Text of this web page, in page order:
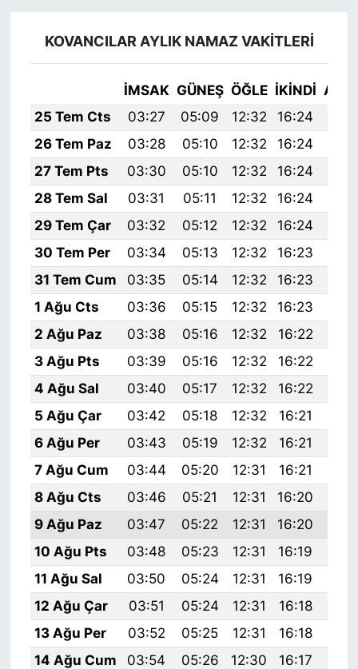
KOVANCILAR AYLIK NAMAZ VAKITLERI
İMSAK GÜNEŞ ÖĞLE İKINDI
25 Tem Cts
03:27 05:09 12:32 16:24
26 Tem Paz
03:28 05:10 12:32 16:24
27 Tem Pts
03:30 05:10 12:32 16:24
28 Tem Sal
03:31 05:11 12:32 16:24
29 Tem Çar
03:32 05:12 12:32 16:24
30 Tem Per
03:34 05:13 12:32 16:23
31 Tem Cum
03:35 05:14 12:32 16:23
1 Ağu Cts
03:36 05:15 12:32 16:23
2 Ağu Paz
03:38 05:16 12:32 16:22
3 Ağu Pts
03:39 05:16 12:32 16:22
4 Ağu Sal
03:40 05:17 12:32 16:22
5 Ağu Çar
03:42 05:18 12:32 16:21
6 Ağu Per
03:43 05:19 12:32 16:21
7 Ağu Cum
03:44 05:20 12:31 16:21
8 Ağu Cts
03:46 05:21 12:31 16:20
9 Ağu Paz
03:47 05:22 12:31 16:20
10 Ağu Pts
03:48 05:23 12:31 16:19
11 Ağu Sal
03:50 05:24 12:31 16:19
12 Ağu Çar
03:51 05:24 12:31 16:18
13 Ağu Per
03:52 05:25 12:31 16:18
14 Ağu Cum
03:54 05:26 12:30 16:17